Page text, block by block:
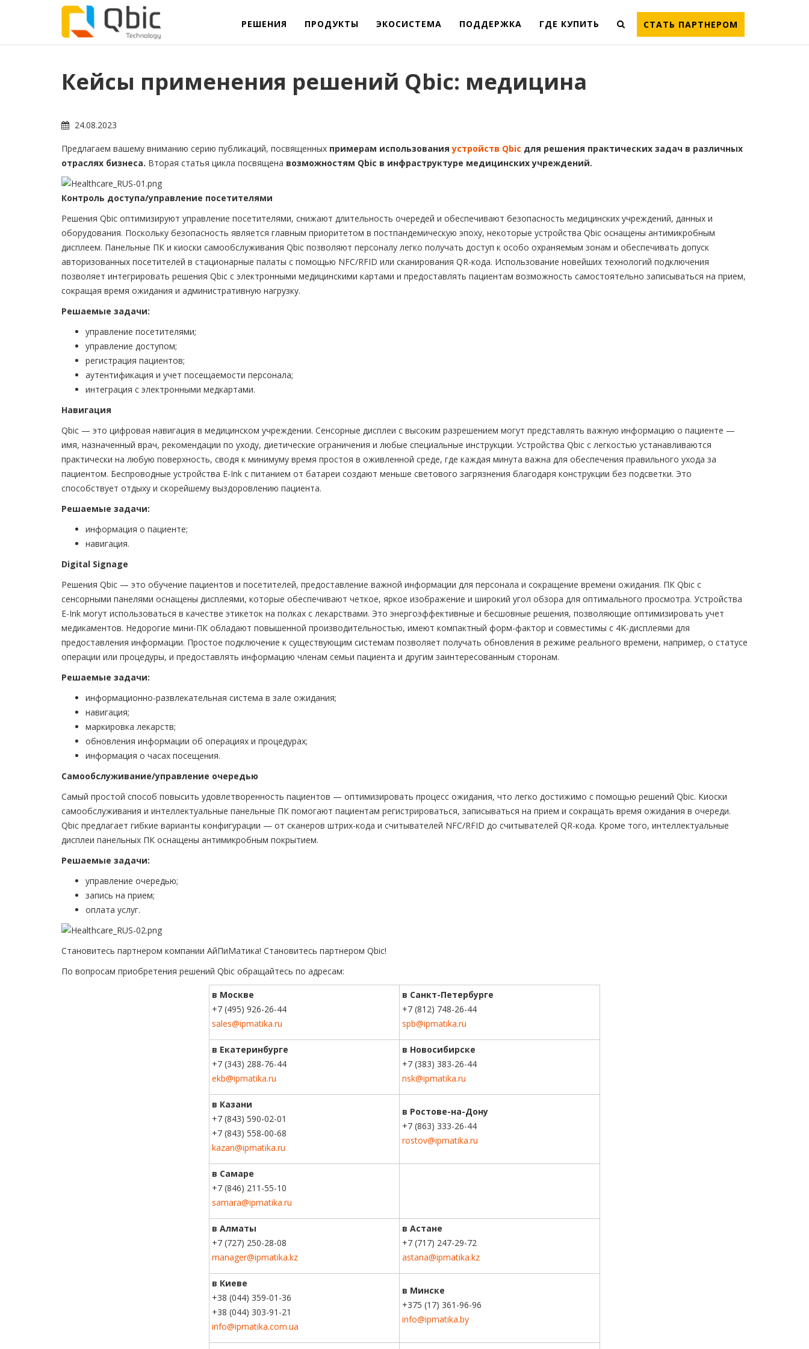
РЕШЕНИЯ ПРОДУКТЫ ЭКОСИСТЕМА ПОДДЕРЖКА ГДЕ КУПИТЬ СТАТЬ ПАРТНЕРОМ
Кейсы применения решений Qbic: медицина
24.08.2023
Предлагаем вашему вниманию серию публикаций, посвященных примерам использованияустройств Qbic для решения практических задач в различных
отраслях бизнеса. Вторая статья цикла посвящена возможностям Qbic в инфраструктуре медицинских учреждений.
Контроль доступа/управление посетителями
Решения Qbic оптимизируют управление посетителями, снижают длительность очередей и обеспечивают безопасность медицинских учреждений, данных и
оборудования. Поскольку безопасность является главным приоритетом в постпандемическую эпоху, некоторые устройства Qbic оснащены антимикробным
дисплеем. Панельные ПК и киоски самообслуживания Qbic позволяют персоналу легко получать доступ к особо охраняемым зонам и обеспечивать допуск
авторизованных посетителей в стационарные палаты с помощью NFC/RFID или сканирования QR-кода. Использование новейших технологий подключения
позволяет интегрировать решения Qbic с электронными медицинскими картами и предоставлять пациентам возможность самостоятельно записываться на прием,
сокращая время ожидания и административную нагрузку.
Решаемые задачи:
управление посетителями;
управление доступом;
регистрация пациентов;
аутентификация и учет посещаемости персонала;
интеграция с электронными медкартами.
Навигация
Qbic — это цифровая навигация в медицинском учреждении. Сенсорные дисплеи с высоким разрешением могут представлять важную информацию о пациенте —
имя, назначенный врач, рекомендации по уходу, диетические ограничения и любые специальные инструкции. Устройства Qbic с легкостью устанавливаются
практически на любую поверхность, сводя к минимуму время простоя в оживленной среде, где каждая минута важна для обеспечения правильного ухода за
пациентом. Беспроводные устройства E-Ink с питанием от батареи создают меньше светового загрязнения благодаря конструкции без подсветки. Это
способствует отдыху и скорейшему выздоровлению пациента.
Решаемые задачи:
информация о пациенте;
навигация.
Digital Signage
Решения Qbic — это обучение пациентов и посетителей, предоставление важной информации для персонала и сокращение времени ожидания. ПК Qbic с
сенсорными панелями оснащены дисплеями, которые обеспечивают четкое, яркое изображение и широкий угол обзора для оптимального просмотра. Устройства
E-Ink могут использоваться в качестве этикеток на полках с лекарствами. Это энергоэффективные и бесшовные решения, позволяющие оптимизировать учет
медикаментов. Недорогие мини-ПК обладают повышенной производительностью, имеют компактный форм-фактор и совместимы с 4K-дисплеями для
предоставления информации. Простое подключение к существующим системам позволяет получать обновления в режиме реального времени, например, о статусе
операции или процедуры, и предоставлять информацию членам семьи пациента и другим заинтересованным сторонам.
Решаемые задачи:
информационно-развлекательная система в зале ожидания;
навигация;
маркировка лекарств;
обновления информации об операциях и процедурах;
информация о часах посещения.
Самообслуживание/управление очередью
Самый простой способ повысить удовлетворенность пациентов — оптимизировать процесс ожидания, что легко достижимо с помощью решений Qbic. Киоски
самообслуживания и интеллектуальные панельные ПК помогают пациентам регистрироваться, записываться на прием и сокращать время ожидания в очереди.
Qbic предлагает гибкие варианты конфигурации — от сканеров штрих-кода и считывателей NFC/RFID до считывателей QR-кода. Кроме того, интеллектуальные
дисплеи панельных ПК оснащены антимикробным покрытием.
Решаемые задачи:
управление очередью;
запись на прием;
оплата услуг.
Становитесь партнером компании АйПиМатика! Становитесь партнером Qbic!
По вопросам приобретения решений Qbic обращайтесь по адресам:
в Москве
+7 (495) 926-26-44
sales@ipmatika.ru
в Санкт-Петербурге
+7 (812) 748-26-44
spb@ipmatika.ru
в Екатеринбурге
+7 (343) 288-76-44
ekb@ipmatika.ru
в Новосибирске
+7 (383) 383-26-44
nsk@ipmatika.ru
в Казани
+7 (843) 590-02-01
+7 (843) 558-00-68
kazan@ipmatika.ru
в Ростове-на-Дону
+7 (863) 333-26-44
rostov@ipmatika.ru
в Самаре
+7 (846) 211-55-10
samara@ipmatika.ru
в Алматы
+7 (727) 250-28-08
manager@ipmatika.kz
в Астане
+7 (717) 247-29-72
astana@ipmatika.kz
в Киеве
+38 (044) 359-01-36
+38 (044) 303-91-21
info@ipmatika.com.ua
в Минске
+375 (17) 361-96-96
info@ipmatika.by